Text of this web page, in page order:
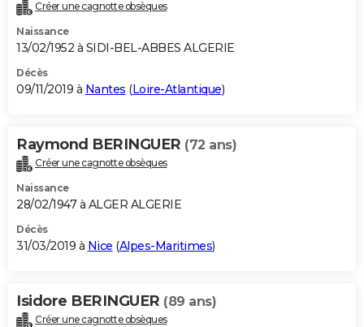
Créer une cagnotte obsèques
Naissance
13/02/1952 à SIDI-BEL-ABBES ALGERIE
Décès
09/11/2019 à Nantes (Loire-Atlantique)
Raymond BERINGUER (72 ans)
Créer une cagnotte obsèques
Naissance
28/02/1947 à ALGER ALGERIE
Décès
31/03/2019 à Nice (Alpes-Maritimes)
Isidore BERINGUER (89 ans)
Créer une cagnotte obsèques